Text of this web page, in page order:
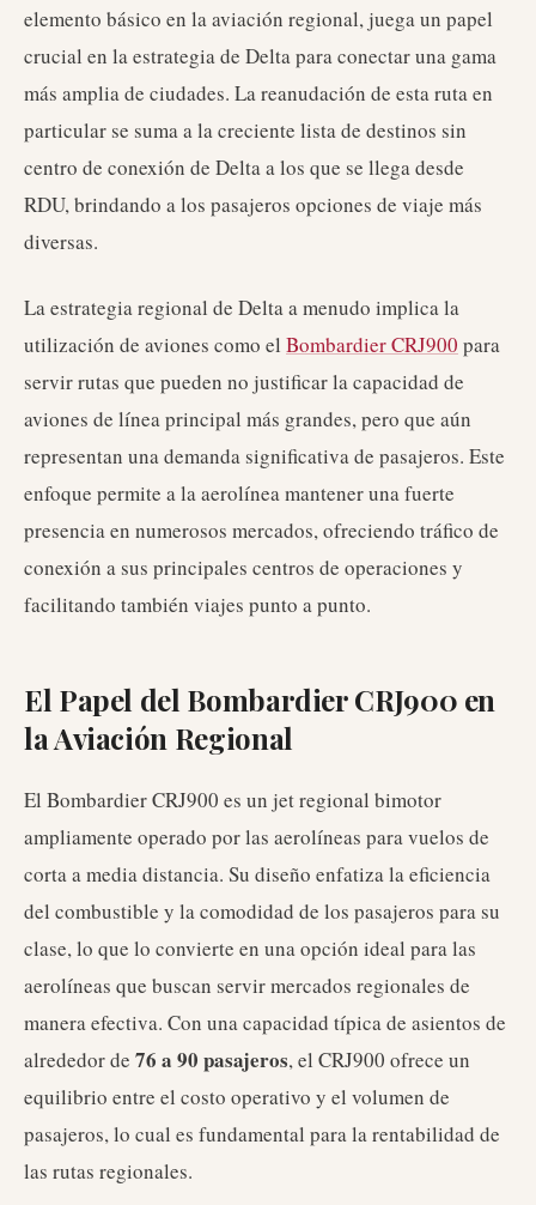
elemento básico en la aviación regional, juega un papel
crucial en la estrategia de Delta para conectar una gama
más amplia de ciudades. La reanudación de esta ruta en
particular se suma a la creciente lista de destinos sin
centro de conexión de Delta a los que se llega desde
RDU, brindando a los pasajeros opciones de viaje más
diversas.
La estrategia regional de Delta a menudo implica la
utilización de aviones como el Bombardier CRJ900 para
servir rutas que pueden no justificar la capacidad de
aviones de línea principal más grandes, pero que aún
representan una demanda significativa de pasajeros. Este
enfoque permite a la aerolínea mantener una fuerte
presencia en numerosos mercados, ofreciendo tráfico de
conexión a sus principales centros de operaciones y
facilitando también viajes punto a punto.
El Papel del Bombardier CRJ900 en
la Aviación Regional
El Bombardier CRJ900 es un jet regional bimotor
ampliamente operado por las aerolíneas para vuelos de
corta a media distancia. Su diseño enfatiza la eficiencia
del combustible y la comodidad de los pasajeros para su
clase, lo que lo convierte en una opción ideal para las
aerolíneas que buscan servir mercados regionales de
manera efectiva. Con una capacidad típica de asientos de
alrededor de 76 a 90 pasajeros, el CRJ900 ofrece un
equilibrio entre el costo operativo y el volumen de
pasajeros, lo cual es fundamental para la rentabilidad de
las rutas regionales.